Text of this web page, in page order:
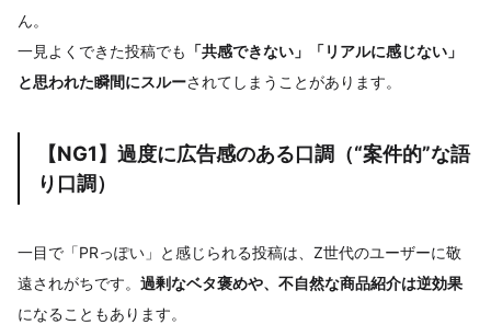
ん。
一見よくできた投稿でも 「共感できない」「リアルに感じない」
と思われた瞬間にスルーされてしまうことがあります。
【NG1】過度に広告感のある口調（“案件的”な語
り口調）
一目で「PRっぽい」と感じられる投稿は、Z世代のユーザーに敬
遠されがちです。 過剰なベタ褒めや、不自然な商品紹介は逆効果
になることもあります。